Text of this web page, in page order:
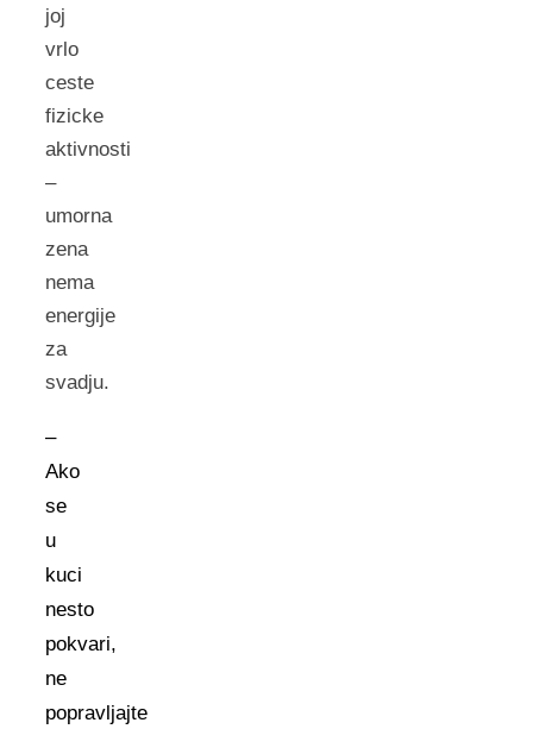
joj
vrlo
ceste
fizicke
aktivnosti
–
umorna
zena
nema
energije
za
svadju.
–
Ako
se
u
kuci
nesto
pokvari,
ne
popravljajte